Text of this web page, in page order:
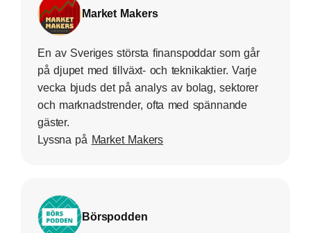
Market Makers
En av Sveriges största finanspoddar som går
på djupet med tillväxt- och teknikaktier. Varje
vecka bjuds det på analys av bolag, sektorer
och marknadstrender, ofta med spännande
gäster.
Lyssna på Market Makers
Börspodden